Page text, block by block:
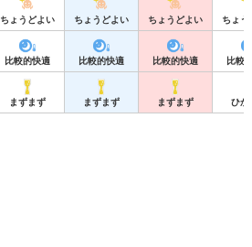
ちょうどよい ちょうどよい ちょうどよい ちょう
比較的快適 比較的快適 比較的快適 比較
まずまず まずまず まずまず ひか